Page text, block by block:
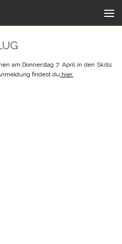
am Donnerstag 7. April in den Skills
findest du hier.